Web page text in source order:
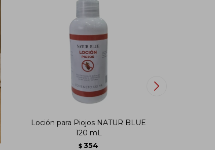
Loción para Piojos NATUR BLUE
120 mL
$ 354